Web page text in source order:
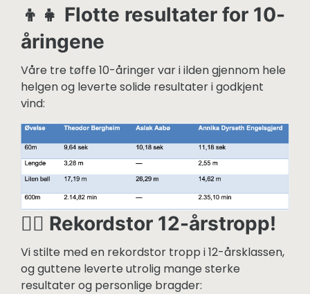
👦👧 Flotte resultater for 10-
åringene
Våre tre tøffe 10-åringer var i ilden gjennom hele
helgen og leverte solide resultater i godkjent
vind:
🏃‍♂️ Rekordstor 12-årstropp!
Vi stilte med en rekordstor tropp i 12-årsklassen,
og guttene leverte utrolig mange sterke
resultater og personlige bragder: